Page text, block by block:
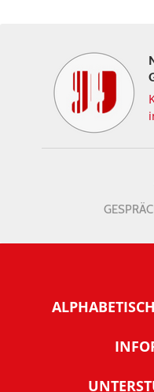
Warum